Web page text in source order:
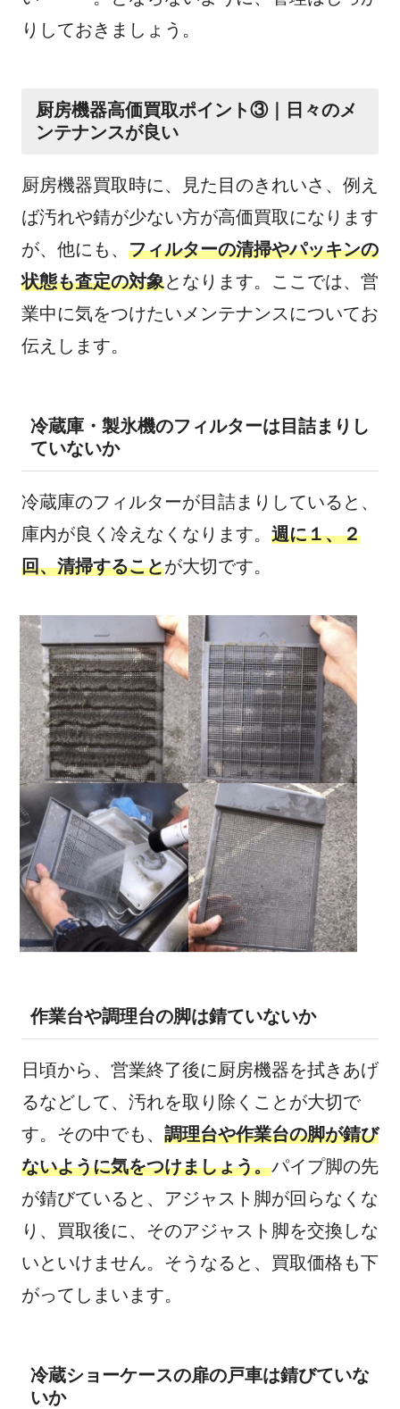
りしておきましょう。
厨房機器高価買取ポイント③｜日々のメ
ンテナンスが良い
厨房機器買取時に、見た目のきれいさ、例え
ば汚れや錆が少ない方が高価買取になります
が、他にも、 フィルターの清掃やパッキンの
状態も査定の対象となります。ここでは、営
業中に気をつけたいメンテナンスについてお
伝えします。
冷蔵庫・製氷機のフィルターは目詰まりし
ていないか
冷蔵庫のフィルターが目詰まりしていると、
庫内が良く冷えなくなります。 週に１、２
回、清掃することが大切です。
作業台や調理台の脚は錆ていないか
日頃から、営業終了後に厨房機器を拭きあげ
るなどして、汚れを取り除くことが大切で
す。その中でも、 調理台や作業台の脚が錆び
ないように気をつけましょう。パイプ脚の先
が錆びていると、アジャスト脚が回らなくな
り、買取後に、そのアジャスト脚を交換しな
いといけません。そうなると、買取価格も下
がってしまいます。
冷蔵ショーケースの扉の戸車は錆びていな
いか